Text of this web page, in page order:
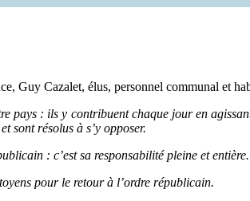
Guy Cazalet, élus, personnel communal et
pays : ils y contribuent chaque jour en
sont résolus à s’y opposer.
: c’est sa responsabilité pleine et
pour le retour à l’ordre républicain.